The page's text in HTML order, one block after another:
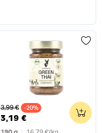
Alter Preis
3,99 € -20%
3,19 €
0